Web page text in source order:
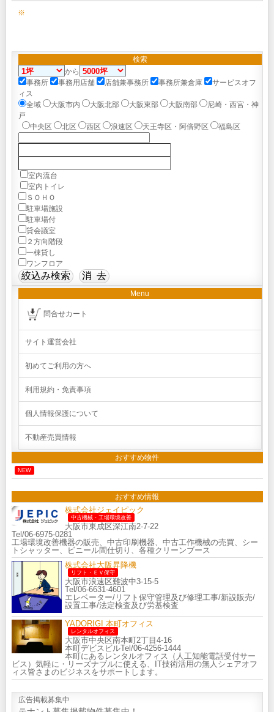
※
検索
から
事務所
事務用店舗 店舗兼事務所 事務所兼倉庫
サービスオフ
ィス
全域
大阪市内 大阪北部 大阪東部 大阪南部
尼崎・西宮・神
戸
中央区
北区 西区 浪速区 天王寺区・阿倍野区 福島区
室内流台
室内トイレ
ＳＯＨＯ
駐車場施設
駐車場付
貸会議室
２方向階段
一棟貸し
ワンフロア
Menu
問合せカート
サイト運営会社
初めてご利用の方へ
利用規約・免責事項
個人情報保護について
不動産売買情報
おすすめ物件
NEW
おすすめ情報
株式会社ジェイピック
中古機械・工場環境改善
大阪市東成区深江南2-7-22
Tel/06-6975-0281
工場環境改善機器の販売、中古印刷機器、中古工作機械の売買、シー
トシャッター、ビニール間仕切り、各種クリーンブース
株式会社大阪昇降機
リフト・ＥＶ保守
大阪市浪速区難波中3-15-5
Tel/06-6631-4601
エレベーター/リフト保守管理及び修理工事/新設販売/
設置工事/法定検査及び労基検査
YADORIGI 本町オフィス
レンタルオフィス
大阪市中央区南本町2丁目4-16
本町デビスビルTel/06-4256-1444
本町にあるレンタルオフィス（人工知能電話受付サー
ビス）気軽に・リーズナブルに使える、IT技術活用の無人シェアオフ
ィス皆さまのビジネスをサポートします。
広告掲載募集中